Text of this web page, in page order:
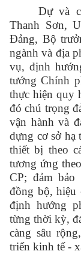
Dự và
Thanh Sơn,
Đảng, Bộ
ngành và địa
vụ, định
tướng Chính
thực hiện quy
đó chú trọng
vận hành và
dựng cơ sở hạ
thiết bị theo
tương ứng
CP; đảm bảo
đồng bộ, hiệu
định hướng
từng thời kỳ,
càng sâu
triển kinh tế -